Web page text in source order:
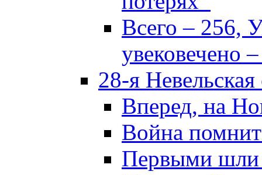
Всего – 256,
увековечено
28-я Невельская
Вперед, на
Война
Первыми шли